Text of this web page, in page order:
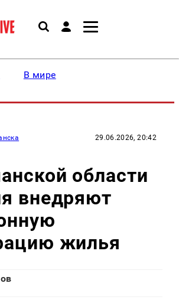
В мире
29.06.2026, 20:42
области
внедряют
жилья